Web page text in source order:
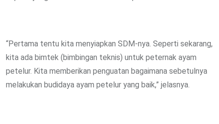
“Pertama tentu kita menyiapkan SDM-nya. Seperti sekarang,
kita ada bimtek (bimbingan teknis) untuk peternak ayam
petelur. Kita memberikan penguatan bagaimana sebetulnya
melakukan budidaya ayam petelur yang baik,” jelasnya.